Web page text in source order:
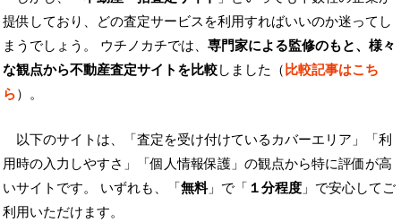
提供しており、どの査定サービスを利用すればいいのか迷ってし
まうでしょう。 ウチノカチでは、 専門家による監修のもと、様々
な観点から不動産査定サイトを比較しました（比較記事はこち
ら）。
以下のサイトは、「査定を受け付けているカバーエリア」「利
用時の入力しやすさ」「個人情報保護」の観点から特に評価が高
いサイトです。 いずれも、「無料」で「 １分程度 」で安心してご
利用いただけます。